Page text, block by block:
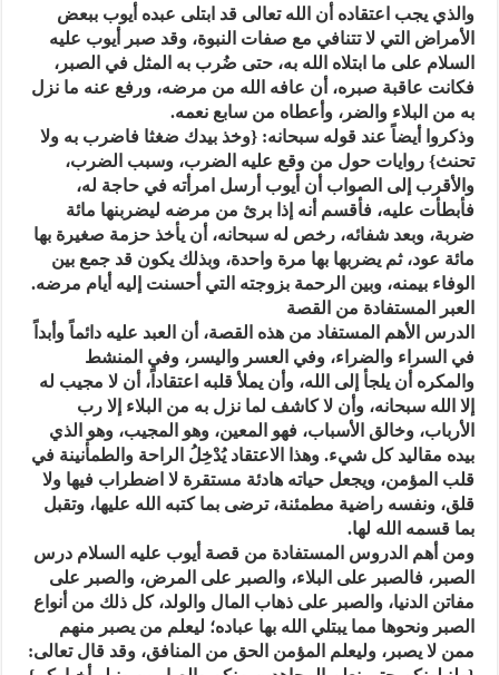
والذي يجب اعتقاده أن الله تعالى قد ابتلى عبده أيوب ببعض
الأمراض التي لا تتنافي مع صفات النبوة، وقد صبر أيوب عليه
السلام على ما ابتلاه الله به، حتى ضُرب به المثل في الصبر،
فكانت عاقبة صبره، أن عافه الله من مرضه، ورفع عنه ما نزل
به من البلاء والضر، وأعطاه من سابع نعمه.
وذكروا أيضاً عند قوله سبحانه: {وخذ بيدك ضغثا فاضرب به ولا
تحنث} روايات حول من وقع عليه الضرب، وسبب الضرب،
والأقرب إلى الصواب أن أيوب أرسل امرأته في حاجة له،
فأبطأت عليه، فأقسم أنه إذا برئ من مرضه ليضربنها مائة
ضربة، وبعد شفائه، رخص له سبحانه، أن يأخذ حزمة صغيرة بها
مائة عود، ثم يضربها بها مرة واحدة، وبذلك يكون قد جمع بين
الوفاء بيمنه، وبين الرحمة بزوجته التي أحسنت إليه أيام مرضه.
العبر المستفادة من القصة
الدرس الأهم المستفاد من هذه القصة، أن العبد عليه دائماً وأبداً
في السراء والضراء، وفي العسر واليسر، وفي المنشط
والمكره أن يلجأ إلى الله، وأن يملأ قلبه اعتقاداً، أن لا مجيب له
إلا الله سبحانه، وأن لا كاشف لما نزل به من البلاء إلا رب
الأرباب، وخالق الأسباب، فهو المعين، وهو المجيب، وهو الذي
بيده مقاليد كل شيء. وهذا الاعتقاد يُدْخِلُ الراحة والطمأنينة في
قلب المؤمن، ويجعل حياته هادئة مستقرة لا اضطراب فيها ولا
قلق، ونفسه راضية مطمئنة، ترضى بما كتبه الله عليها، وتقبل
بما قسمه الله لها.
ومن أهم الدروس المستفادة من قصة أيوب عليه السلام درس
الصبر، فالصبر على البلاء، والصبر على المرض، والصبر على
مفاتن الدنيا، والصبر على ذهاب المال والولد، كل ذلك من أنواع
الصبر ونحوها مما يبتلي الله بها عباده؛ ليعلم من يصبر منهم
ممن لا يصبر، وليعلم المؤمن الحق من المنافق، وقد قال تعالى: